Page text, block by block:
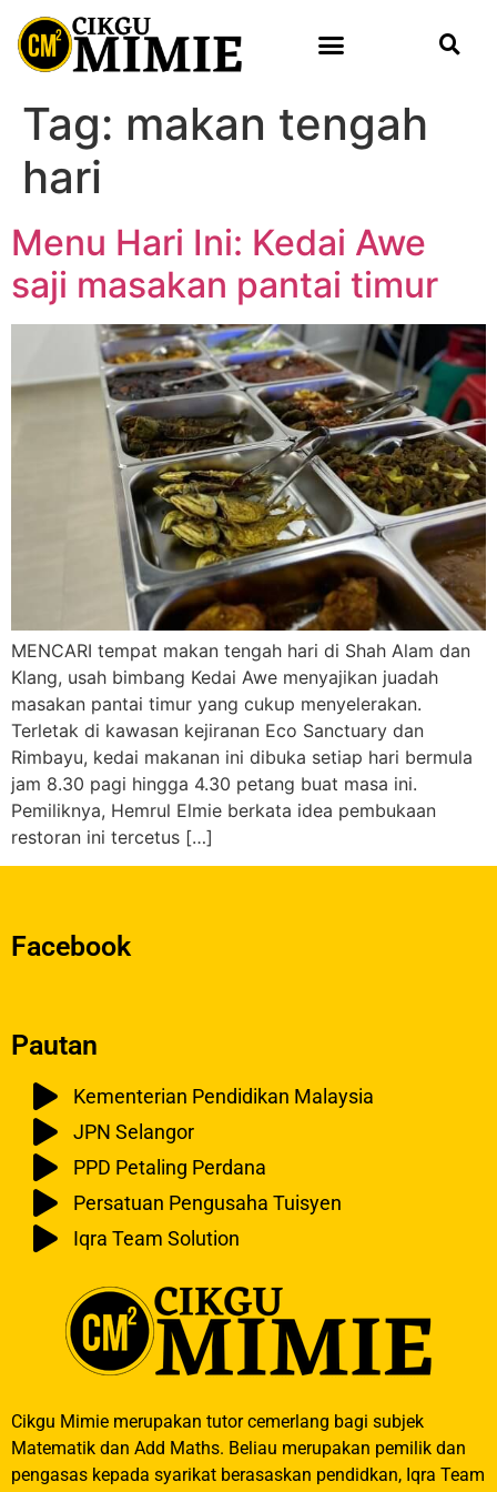
Tag: makan tengah
hari
Menu Hari Ini: Kedai Awe
saji masakan pantai timur
MENCARI tempat makan tengah hari di Shah Alam dan
Klang, usah bimbang Kedai Awe menyajikan juadah
masakan pantai timur yang cukup menyelerakan.
Terletak di kawasan kejiranan Eco Sanctuary dan
Rimbayu, kedai makanan ini dibuka setiap hari bermula
jam 8.30 pagi hingga 4.30 petang buat masa ini.
Pemiliknya, Hemrul Elmie berkata idea pembukaan
restoran ini tercetus […]
Facebook
Pautan
Kementerian Pendidikan Malaysia
JPN Selangor
PPD Petaling Perdana
Persatuan Pengusaha Tuisyen
Iqra Team Solution
Cikgu Mimie merupakan tutor cemerlang bagi subjek
Matematik dan Add Maths. Beliau merupakan pemilik dan
pengasas kepada syarikat berasaskan pendidkan, Iqra Team